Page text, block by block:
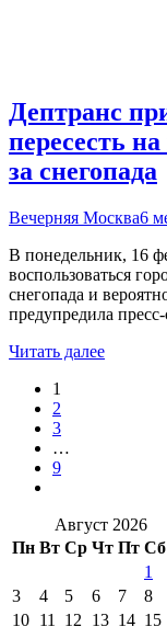
Дептранс
пересесть
за снегопада
Вечерняя Москва6
В понедельник, 16
воспользоваться
снегопада и
предупредила
Читать далее
1
2
3
…
9
Август 2026
Пн Вт Ср Чт Пт Сб
1
3
4 5 6 7 8
10 11 12 13 14 15